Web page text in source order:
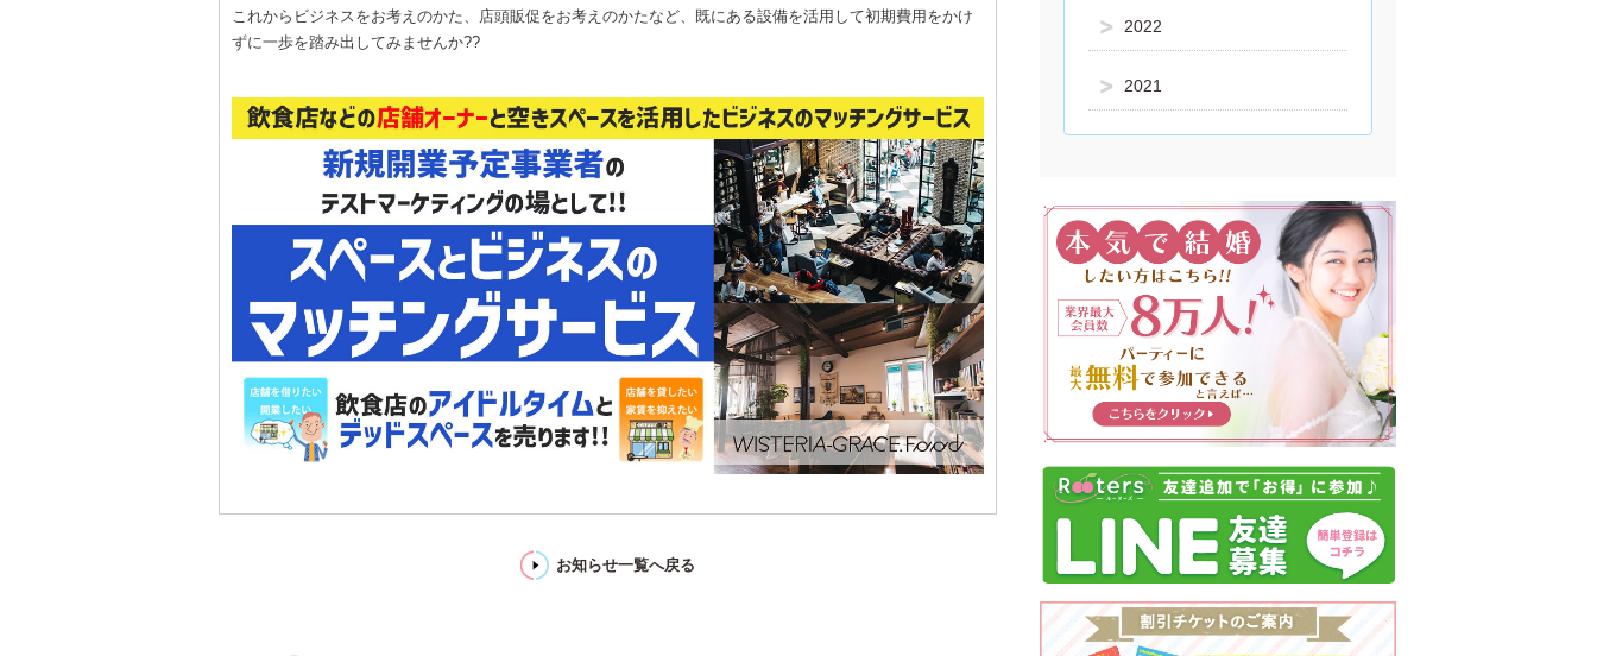
これからビジネスをお考えのかた、店頭販促をお考えのかたなど、既にある設備を活用して初期費用をかけ
ずに一歩を踏み出してみませんか??
お知らせ一覧へ戻る
2022
2021